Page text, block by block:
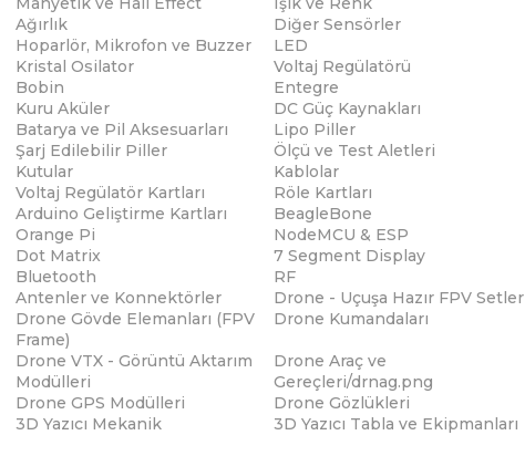
Ağırlık Diğer Sensörler
Hoparlör, Mikrofon ve Buzzer LED
Kristal Osilator Voltaj Regülatörü
Bobin Entegre
Kuru Aküler DC Güç Kaynakları
Batarya ve Pil Aksesuarları Lipo Piller
Şarj Edilebilir Piller Ölçü ve Test Aletleri
Kutular Kablolar
Voltaj Regülatör Kartları Röle Kartları
Arduino Geliştirme Kartları BeagleBone
Orange Pi NodeMCU & ESP
Dot Matrix 7 Segment Display
Bluetooth RF
Antenler ve Konnektörler Drone - Uçuşa Hazır FPV Setler
Drone Gövde Elemanları (FPV
Frame)
Drone Kumandaları
Drone VTX - Görüntü Aktarım
Modülleri
Drone Araç ve
Gereçleri/drnag.png
Drone GPS Modülleri Drone Gözlükleri
3D Yazıcı Mekanik 3D Yazıcı Tabla ve Ekipmanları